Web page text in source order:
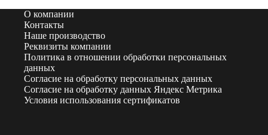
О компании
Контакты
Наше производство
Реквизиты компании
Политика в отношении обработки персональных
данных
Согласие на обработку персональных данных
Согласие на обработку данных Яндекс Метрика
Условия использования сертификатов